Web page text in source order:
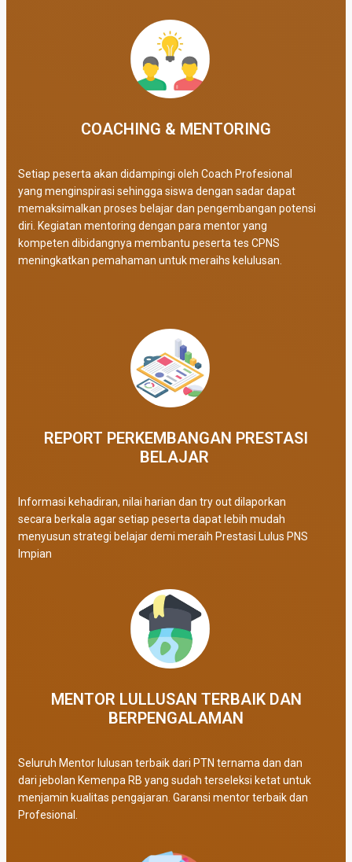
COACHING & MENTORING
Setiap peserta akan didampingi oleh Coach Profesional
yang menginspirasi sehingga siswa dengan sadar dapat
memaksimalkan proses belajar dan pengembangan potensi
diri. Kegiatan mentoring dengan para mentor yang
kompeten dibidangnya membantu peserta tes CPNS
meningkatkan pemahaman untuk meraihs kelulusan.
REPORT PERKEMBANGAN PRESTASI
BELAJAR ​
Informasi kehadiran, nilai harian dan try out dilaporkan
secara berkala agar setiap peserta dapat lebih mudah
menyusun strategi belajar demi meraih Prestasi Lulus PNS
Impian
MENTOR LULLUSAN TERBAIK DAN
BERPENGALAMAN
Seluruh Mentor lulusan terbaik dari PTN ternama dan dan
dari jebolan Kemenpa RB yang sudah terseleksi ketat untuk
menjamin kualitas pengajaran. Garansi mentor terbaik dan
Profesional.